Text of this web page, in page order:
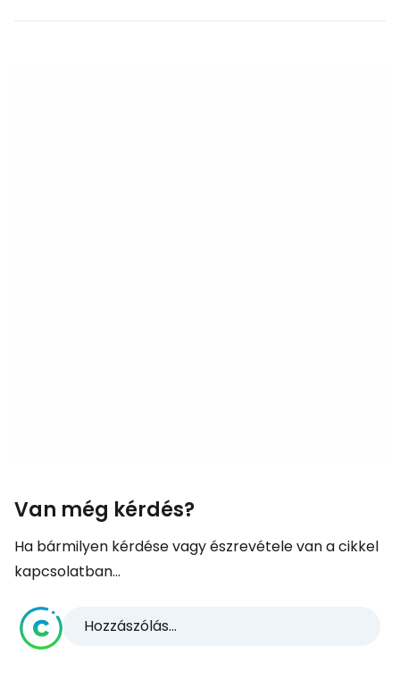
Van még kérdés?
Ha bármilyen kérdése vagy észrevétele van a cikkel
kapcsolatban...
Hozzászólás...